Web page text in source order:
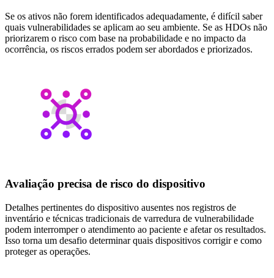
Se os ativos não forem identificados adequadamente, é difícil saber
quais vulnerabilidades se aplicam ao seu ambiente. Se as HDOs não
priorizarem o risco com base na probabilidade e no impacto da
ocorrência, os riscos errados podem ser abordados e priorizados.
Avaliação precisa de risco do dispositivo
Detalhes pertinentes do dispositivo ausentes nos registros de
inventário e técnicas tradicionais de varredura de vulnerabilidade
podem interromper o atendimento ao paciente e afetar os resultados.
Isso torna um desafio determinar quais dispositivos corrigir e como
proteger as operações.